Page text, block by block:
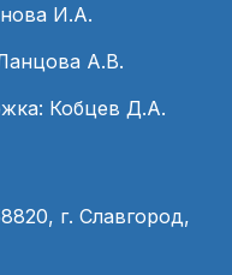
И.А.
А.В.
Кобцев Д.А.
г. Славгород,